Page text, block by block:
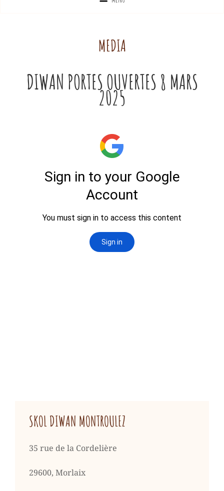
MEDIA
DIWAN PORTES OUVERTES 8 MARS
2025
SKOL DIWAN MONTROULEZ
35 rue de la Cordelière
29600, Morlaix